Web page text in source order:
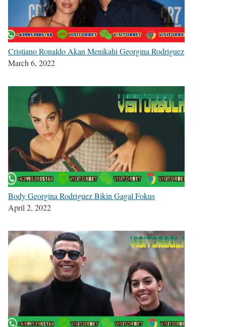
Cristiano Ronaldo Akan Menikahi Georgina Rodriguez
March 6, 2022
Body Georgina Rodriguez Bikin Gagal Fokus
April 2, 2022